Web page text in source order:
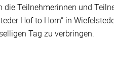
die Teilnehmerinnen und
Hof to Horn“ in
Tag zu verbringen.